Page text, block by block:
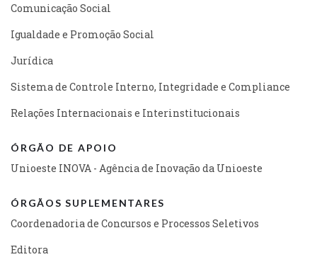
Comunicação Social
Igualdade e Promoção Social
Jurídica
Sistema de Controle Interno, Integridade e Compliance
Relações Internacionais e Interinstitucionais
ÓRGÃO DE APOIO
Unioeste INOVA - Agência de Inovação da Unioeste
ÓRGÃOS SUPLEMENTARES
Coordenadoria de Concursos e Processos Seletivos
Editora